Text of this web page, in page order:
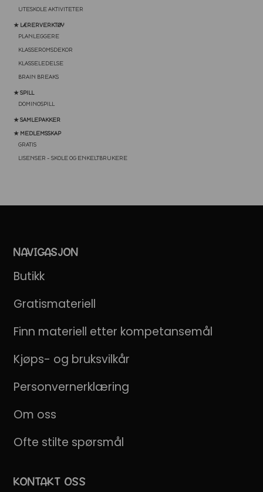
UTESKOLE AKTIVITETER
★ LÆRERVERKTØY
PLANLEGGERE
KLASSEROMSDEKOR
KLASSELEDELSE
BRAIN BREAKS
★ SPILL
DOMINOSPILL
★ SAMLEPAKKER
★ MEDLEMSSKAP
GRATIS
LISENSER – SKOLE OG ENKELTBRUKERE
NAVIGASJON
Butikk
Gratismateriell
Finn materiell etter kompetansemål
Kjøps- og bruksvilkår
Personvernerklæring
Om oss
Ofte stilte spørsmål
KONTAKT OSS